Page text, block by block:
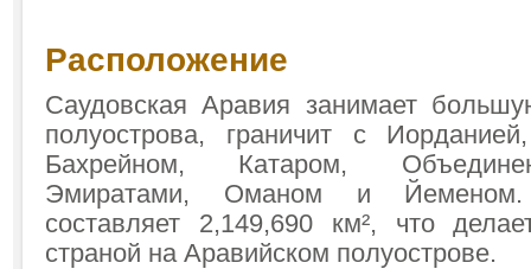
Расположение
Саудовская Аравия занимает
полуострова, граничит с
Бахрейном, Катаром,
Эмиратами, Оманом и
составляет 2,149,690 км², что
страной на Аравийском полуострове.